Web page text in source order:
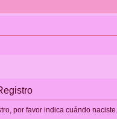
por favor indica cuándo naciste.